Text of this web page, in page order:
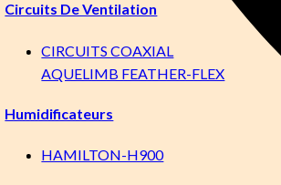
Circuits De Ventilation
CIRCUITS COAXIAL
AQUELIMB FEATHER-FLEX
Humidificateurs
HAMILTON-H900